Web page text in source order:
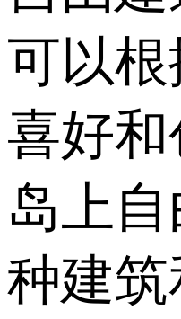
可以
喜好
岛上
种建筑